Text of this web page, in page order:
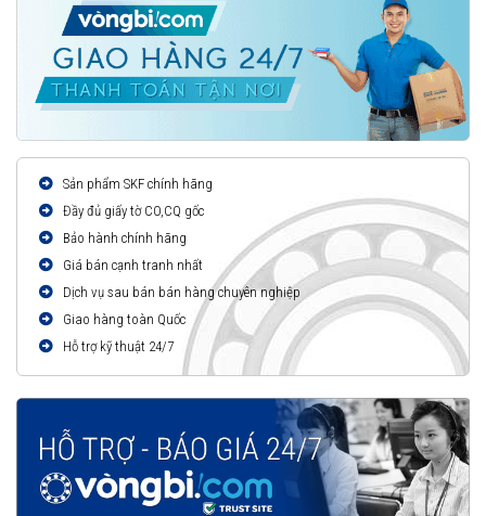
Sản phẩm SKF chính hãng
Đầy đủ giấy tờ CO,CQ gốc
Bảo hành chính hãng
Giá bán cạnh tranh nhất
Dịch vụ sau bán bán hàng chuyên nghiệp
Giao hàng toàn Quốc
Hỗ trợ kỹ thuật 24/7